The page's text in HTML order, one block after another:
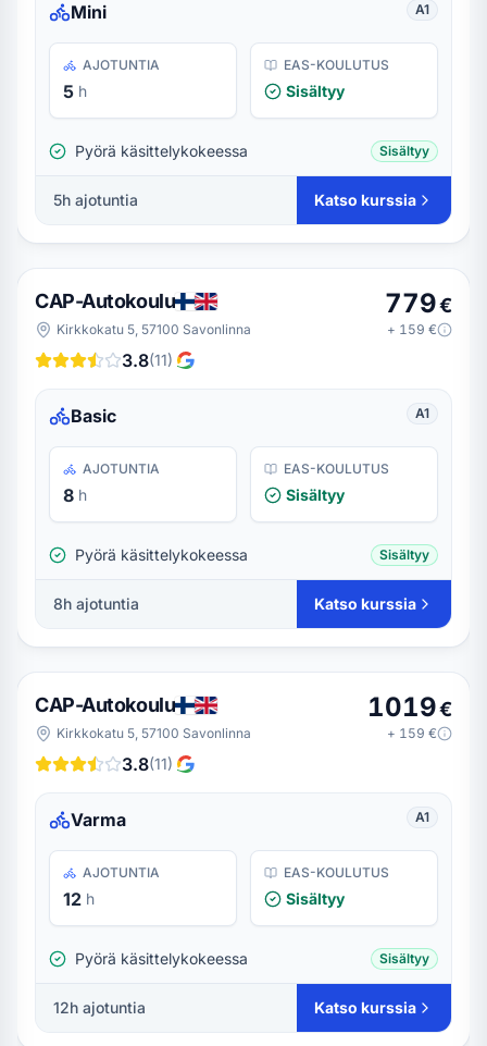
Mini A1
AJOTUNTIA
5 h
EAS-KOULUTUS
Sisältyy
Pyörä käsittelykokeessa Sisältyy
5h ajotuntia Katso kurssia
CAP-Autokoulu
Kirkkokatu 5, 57100 Savonlinna
3.8(11)
779€
+ 159 €
Basic A1
AJOTUNTIA
8 h
EAS-KOULUTUS
Sisältyy
Pyörä käsittelykokeessa Sisältyy
8h ajotuntia Katso kurssia
CAP-Autokoulu
Kirkkokatu 5, 57100 Savonlinna
3.8(11)
1019€
+ 159 €
Varma A1
AJOTUNTIA
12 h
EAS-KOULUTUS
Sisältyy
Pyörä käsittelykokeessa Sisältyy
12h ajotuntia Katso kurssia